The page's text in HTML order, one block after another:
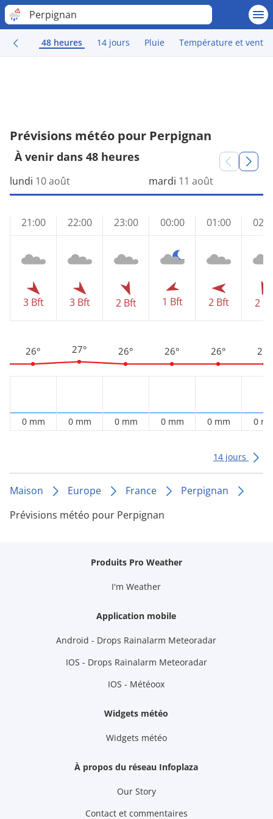
Perpignan
48 heures 14 jours Pluie Température et vent
Prévisions météo pour Perpignan
À venir dans 48 heures
lundi 10 août
21:00
3 Bft
26°
0 mm
22:00
3 Bft
27°
0 mm
23:00
2 Bft
26°
0 mm
mardi 11 août
00:00
1 Bft
26°
0 mm
01:00
2 Bft
26°
0 mm
2
26°
0
14 jours
Maison Europe France
Perpignan
Prévisions météo pour Perpignan
Produits Pro Weather
I'm Weather
Application mobile
Android - Drops Rainalarm Meteoradar
IOS - Drops Rainalarm Meteoradar
IOS - Météoox
Widgets météo
Widgets météo
À propos du réseau Infoplaza
Our Story
Contact et commentaires